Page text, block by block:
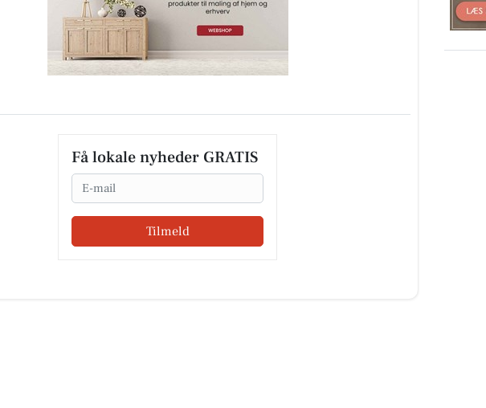
Få lokale nyheder GRATIS
Email
Tilmeld